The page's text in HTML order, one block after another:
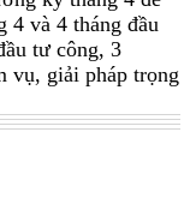
4 và 4 tháng đầu
tư công, 3
vụ, giải pháp trọng